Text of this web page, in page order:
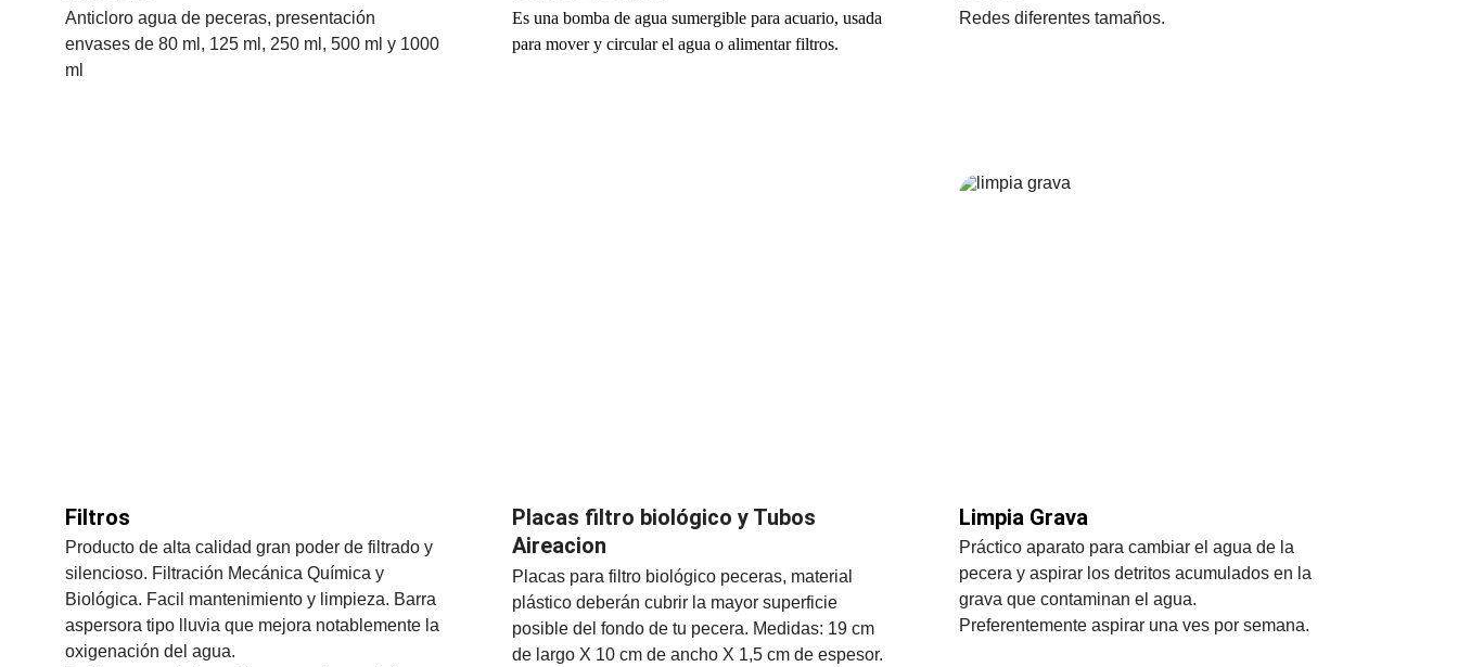
Anticloro agua de peceras, presentación
envases de 80 ml, 125 ml, 250 ml, 500 ml y 1000
ml
Es una bomba de agua sumergible para acuario, usada
para mover y circular el agua o alimentar filtros.
Redes diferentes tamaños.
Filtros
Producto de alta calidad gran poder de filtrado y
silencioso. Filtración Mecánica Química y
Biológica. Facil mantenimiento y limpieza. Barra
aspersora tipo lluvia que mejora notablemente la
oxigenación del agua.
Placas filtro biológico y Tubos
Aireacion
Placas para filtro biológico peceras, material
plástico deberán cubrir la mayor superficie
posible del fondo de tu pecera. Medidas: 19 cm
de largo X 10 cm de ancho X 1,5 cm de espesor.
Práctico aparato para cambiar el agua de la
pecera y aspirar los detritos acumulados en la
grava que contaminan el agua.
Preferentemente aspirar una ves por semana.
Limpia Grava